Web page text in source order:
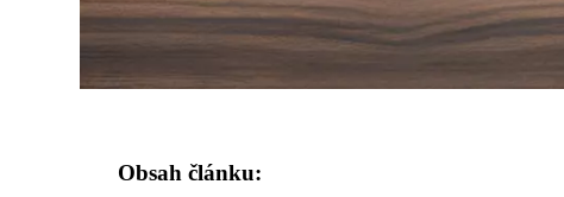
Obsah článku: